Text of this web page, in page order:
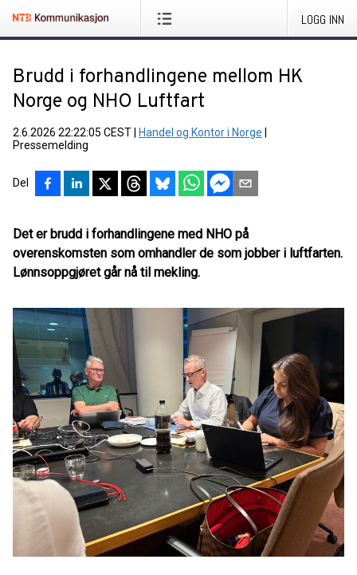
LOGG INN
Brudd i forhandlingene mellom HK
Norge og NHO Luftfart
2.6.2026 22:22:05 CEST Handel og Kontor i Norge
Pressemelding
Del
Det er brudd i forhandlingene med NHO på
overenskomsten som omhandler de som jobber i luftfarten.
Lønnsoppgjøret går nå til mekling.